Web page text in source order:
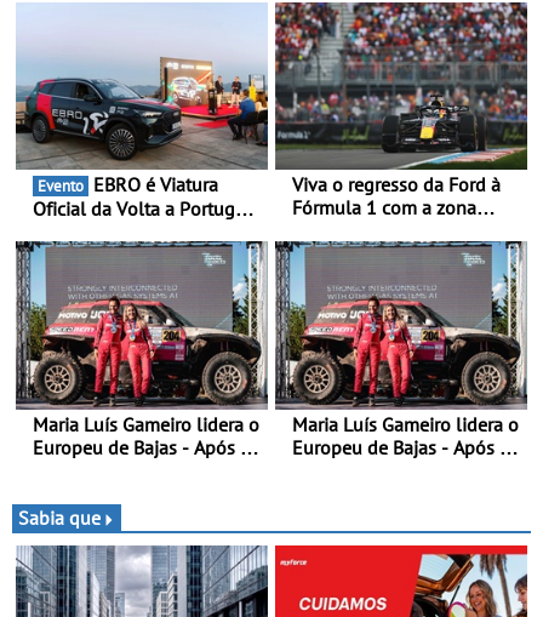
Evento
Oficial da Volta a Portugal
presença nacional ao lado
da mítica prova de ciclismo
e leva a sua gama SUV
multi-energia às estradas
de Portugal
Viva o regresso da Ford à
Fórmula 1 com a zona
Espanha no MADRING -
preço especial exclusivo de
400 €, para os três dias de
competição
Maria Luís Gameiro lidera o
Europeu de Bajas - Após a
Maria Luís Gameiro lidera o
Europeu de Bajas - Após a
Sabia que